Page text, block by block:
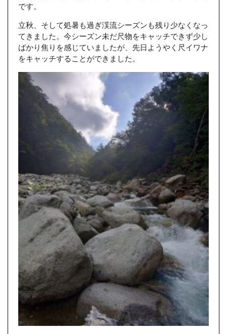
です。
立秋、そして処暑も過ぎ渓流シーズンも残り少なくなっ
てきました。今シーズン未だ尺物をキャッチできず少し
ばかり焦りを感じていましたが、先日ようやく尺イワナ
をキャッチすることができました。